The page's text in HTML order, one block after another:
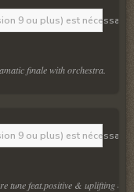
9 ou plus) est
finale with orchestra.
9 ou plus) est
tune feat.positive & uplifting